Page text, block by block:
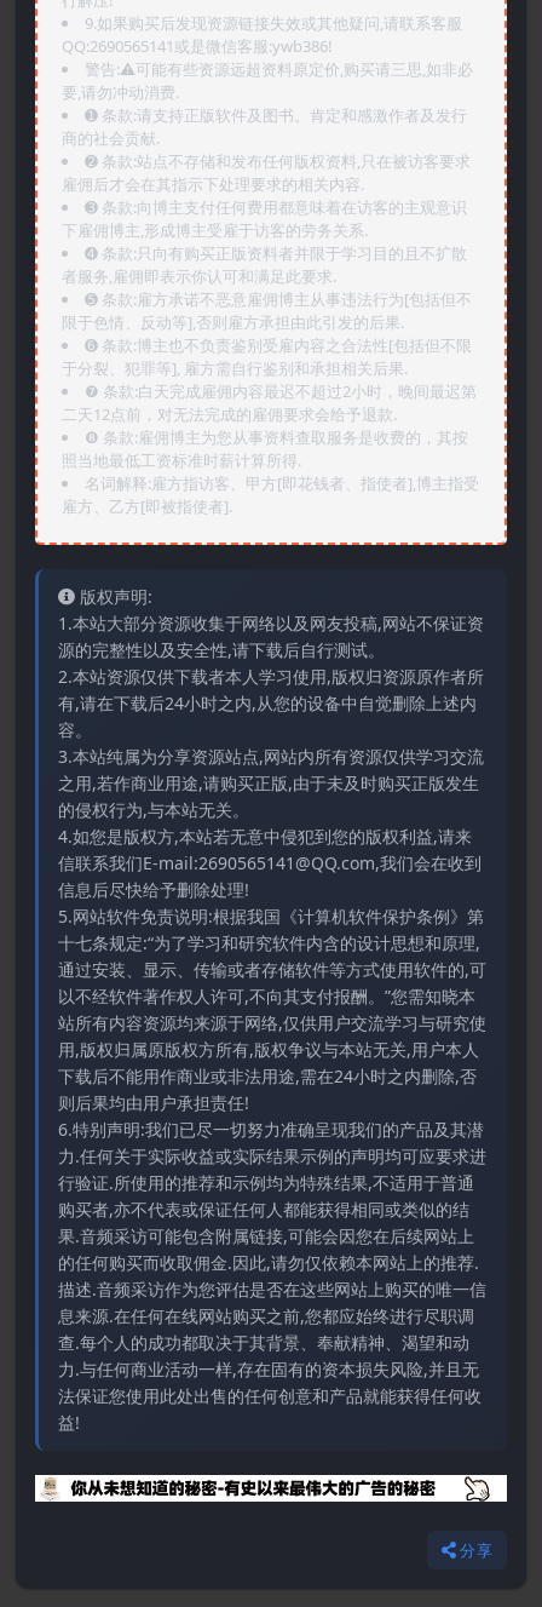
9.如果购买后发现资源链接失效或其他疑问,请联系客服
QQ:2690565141或是微信客服:ywb386!
警告:⚠️可能有些资源远超资料原定价,购买请三思,如非必
要,请勿冲动消费.
➊️ 条款:请支持正版软件及图书。肯定和感激作者及发行
商的社会贡献.
➋️ 条款:站点不存储和发布任何版权资料,只在被访客要求
雇佣后才会在其指示下处理要求的相关内容.
➌️ 条款:向博主支付任何费用都意味着在访客的主观意识
下雇佣博主,形成博主受雇于访客的劳务关系.
➍️ 条款:只向有购买正版资料者并限于学习目的且不扩散
者服务,雇佣即表示你认可和满足此要求.
➎ 条款:雇方承诺不恶意雇佣博主从事违法行为[包括但不
限于色情、反动等],否则雇方承担由此引发的后果.
➏️ 条款:博主也不负责鉴别受雇内容之合法性[包括但不限
于分裂、犯罪等], 雇方需自行鉴别和承担相关后果.
❼ 条款:白天完成雇佣内容最迟不超过2小时，晚间最迟第
二天12点前，对无法完成的雇佣要求会给予退款.
❽ 条款:雇佣博主为您从事资料查取服务是收费的，其按
照当地最低工资标准时薪计算所得.
名词解释:雇方指访客、甲方[即花钱者、指使者],博主指受
雇方、乙方[即被指使者].
版权声明:
1.本站大部分资源收集于网络以及网友投稿,网站不保证资
源的完整性以及安全性,请下载后自行测试。
2.本站资源仅供下载者本人学习使用,版权归资源原作者所
有,请在下载后24小时之内,从您的设备中自觉删除上述内
容。
3.本站纯属为分享资源站点,网站内所有资源仅供学习交流
之用,若作商业用途,请购买正版,由于未及时购买正版发生
的侵权行为,与本站无关。
4.如您是版权方,本站若无意中侵犯到您的版权利益,请来
信联系我们E-mail:2690565141@QQ.com,我们会在收到
信息后尽快给予删除处理!
5.网站软件免责说明:根据我国《计算机软件保护条例》第
十七条规定:“为了学习和研究软件内含的设计思想和原理,
通过安装、显示、传输或者存储软件等方式使用软件的,可
以不经软件著作权人许可,不向其支付报酬。”您需知晓本
站所有内容资源均来源于网络,仅供用户交流学习与研究使
用,版权归属原版权方所有,版权争议与本站无关,用户本人
下载后不能用作商业或非法用途,需在24小时之内删除,否
则后果均由用户承担责任!
6.特别声明:我们已尽一切努力准确呈现我们的产品及其潜
力.任何关于实际收益或实际结果示例的声明均可应要求进
行验证.所使用的推荐和示例均为特殊结果,不适用于普通
购买者,亦不代表或保证任何人都能获得相同或类似的结
果.音频采访可能包含附属链接,可能会因您在后续网站上
的任何购买而收取佣金.因此,请勿仅依赖本网站上的推荐.
描述.音频采访作为您评估是否在这些网站上购买的唯一信
息来源.在任何在线网站购买之前,您都应始终进行尽职调
查.每个人的成功都取决于其背景、奉献精神、渴望和动
力.与任何商业活动一样,存在固有的资本损失风险,并且无
法保证您使用此处出售的任何创意和产品就能获得任何收
益!
分享